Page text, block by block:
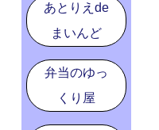
あとりえde
まいんど
弁当のゆっ
くり屋